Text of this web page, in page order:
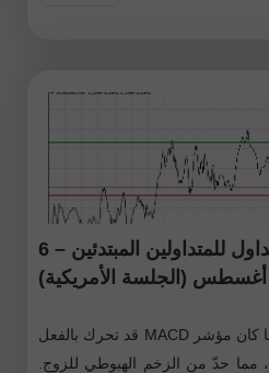
EUR/USD: نصائح تداول للمتداولين المبتدئين – 6
أغسطس (الجلسة الأمريكية)
تم اختبار مستوى 1.1545 بينما كان مؤشر MACD قد تحرك بالفعل
مما حدّ من الزخم الهبوطي للزوج.